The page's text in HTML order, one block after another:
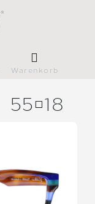
Warenkorb
5518